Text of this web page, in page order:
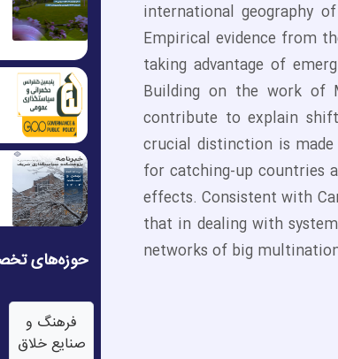
international geography
Empirical evidence from
taking advantage of
Building on the work of
contribute to explain
crucial distinction is
for catching-up countries
effects. Consistent with
that in dealing with
networks of big
حوزه‌های
فرهنگ و
صنایع خلاق